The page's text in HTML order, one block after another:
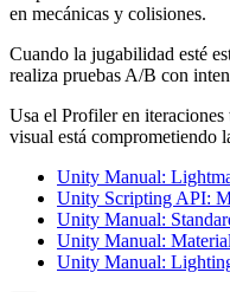
en mecánicas y colisiones.
Cuando la jugabilidad esté
realiza pruebas A/B con
Usa el Profiler en iteraciones
visual está comprometiendo
Unity Manual:
Unity Scripting API:
Unity Manual:
Unity Manual:
Unity Manual: